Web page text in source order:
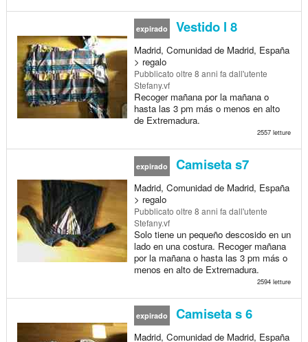
expirado Vestido l 8
Madrid, Comunidad de Madrid, España
> regalo
Pubblicato oltre 8 anni fa dall'utente
Stefany.vf
Recoger mañana por la mañana o
hasta las 3 pm más o menos en alto
de Extremadura.
2557 letture
expirado Camiseta s7
Madrid, Comunidad de Madrid, España
> regalo
Pubblicato oltre 8 anni fa dall'utente
Stefany.vf
Solo tiene un pequeño descosido en un
lado en una costura. Recoger mañana
por la mañana o hasta las 3 pm más o
menos en alto de Extremadura.
2594 letture
expirado Camiseta s 6
Madrid, Comunidad de Madrid, España